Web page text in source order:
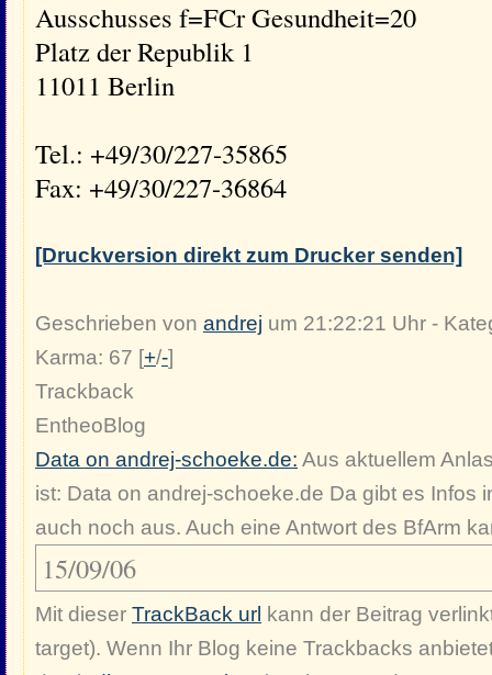
Ausschusses f=FCr Gesundheit=20
Platz der Republik 1
11011 Berlin
Tel.: +49/30/227-35865
Fax: +49/30/227-36864
[Druckversion direkt zum Drucker senden]
Geschrieben von andrej um 21:22:21 Uhr -
Karma: 67 [+/-]
Trackback
EntheoBlog
Data on andrej-schoeke.de: Aus aktuellem
ist: Data on andrej-schoeke.de Da gibt es Infos
auch noch aus. Auch eine Antwort des BfArm
15/09/06
Mit dieser TrackBack url kann der Beitrag
target). Wenn Ihr Blog keine Trackbacks